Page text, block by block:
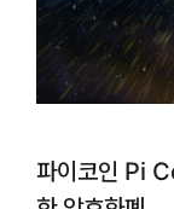
파이코인 Pi